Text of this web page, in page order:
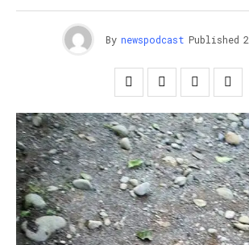
By newspodcast Published